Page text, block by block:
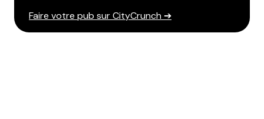
Faire votre pub sur CityCrunch ➔